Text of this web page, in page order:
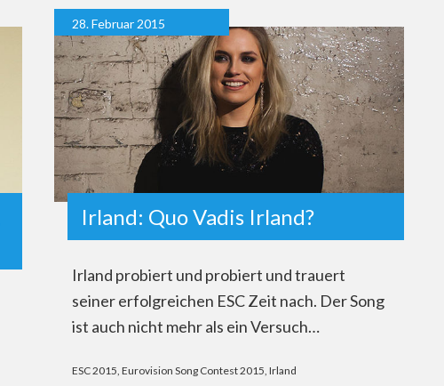
28. Februar 2015
Irland: Quo Vadis Irland?
Irland probiert und probiert und trauert
seiner erfolgreichen ESC Zeit nach. Der Song
ist auch nicht mehr als ein Versuch…
ESC 2015 Eurovision Song Contest 2015 Irland